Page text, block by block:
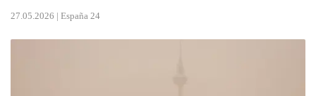
27.05.2026 | España 24